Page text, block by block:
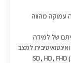
למידה עמוקה מהווה
אלפא 9 עם אלגוריתם של למידה
למצב
אופטימלי. טכנולוגיית הדור הבא מאפשרת שדרוג תוכן SD, HD, FHD